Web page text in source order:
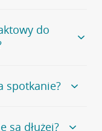
na
się
do
numeru
.
spotkanie?
są dłużej?